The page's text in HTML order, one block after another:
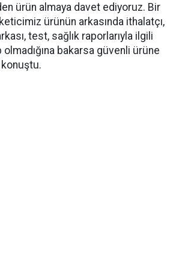
ürün almaya davet ediyoruz. Bir
ürünün arkasında ithalatçı,
test, sağlık raporlarıyla ilgili
bakarsa güvenli ürüne
konuştu.